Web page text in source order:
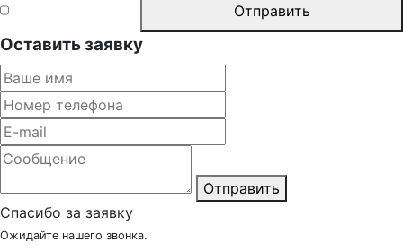
Отправить
Оставить заявку
Отправить
Спасибо за заявку
Ожидайте нашего звонка.